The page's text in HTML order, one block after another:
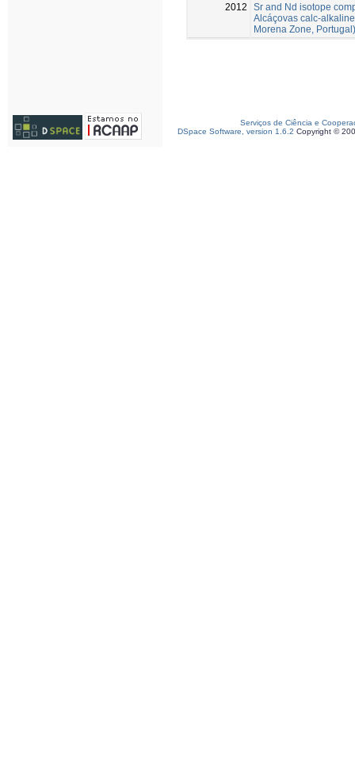
2012
Sr and Nd isotope
Alcáçovas calc-
Morena Zone, Portugal)
Serviços de Ciência e
DSpace Software, version 1.6.2 Copyright ©